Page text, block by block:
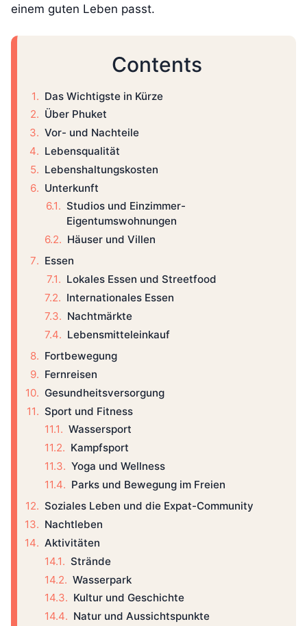
einem guten Leben passt.
Contents
Das Wichtigste in Kürze
Über Phuket
Vor- und Nachteile
Lebensqualität
Lebenshaltungskosten
Unterkunft
Studios und Einzimmer-
Eigentumswohnungen
Häuser und Villen
Essen
Lokales Essen und Streetfood
Internationales Essen
Nachtmärkte
Lebensmitteleinkauf
Fortbewegung
Fernreisen
Gesundheitsversorgung
Sport und Fitness
Wassersport
Kampfsport
Yoga und Wellness
Parks und Bewegung im Freien
Soziales Leben und die Expat-Community
Nachtleben
Aktivitäten
Strände
Wasserpark
Kultur und Geschichte
Natur und Aussichtspunkte